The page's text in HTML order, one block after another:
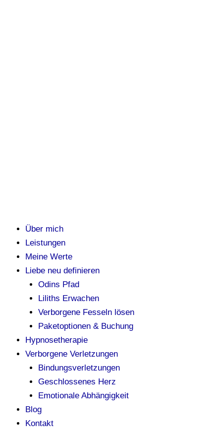
Über mich
Leistungen
Meine Werte
Liebe neu definieren
Odins Pfad
Liliths Erwachen
Verborgene Fesseln lösen
Paketoptionen & Buchung
Hypnosetherapie
Verborgene Verletzungen
Bindungsverletzungen
Geschlossenes Herz
Emotionale Abhängigkeit
Blog
Kontakt